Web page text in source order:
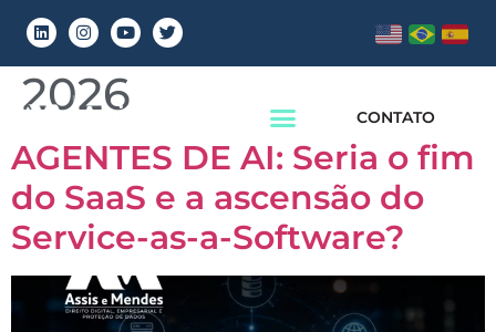
CONTATO
Dia:3 de junho de
2026
AGENTES DE AI: Seria o fim
do SaaS e a ascensão do
Service-as-a-Software?